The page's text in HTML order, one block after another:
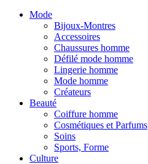
Mode
Bijoux-Montres
Accessoires
Chaussures homme
Défilé mode homme
Lingerie homme
Mode homme
Créateurs
Beauté
Coiffure homme
Cosmétiques et Parfums
Soins
Sports, Forme
Culture